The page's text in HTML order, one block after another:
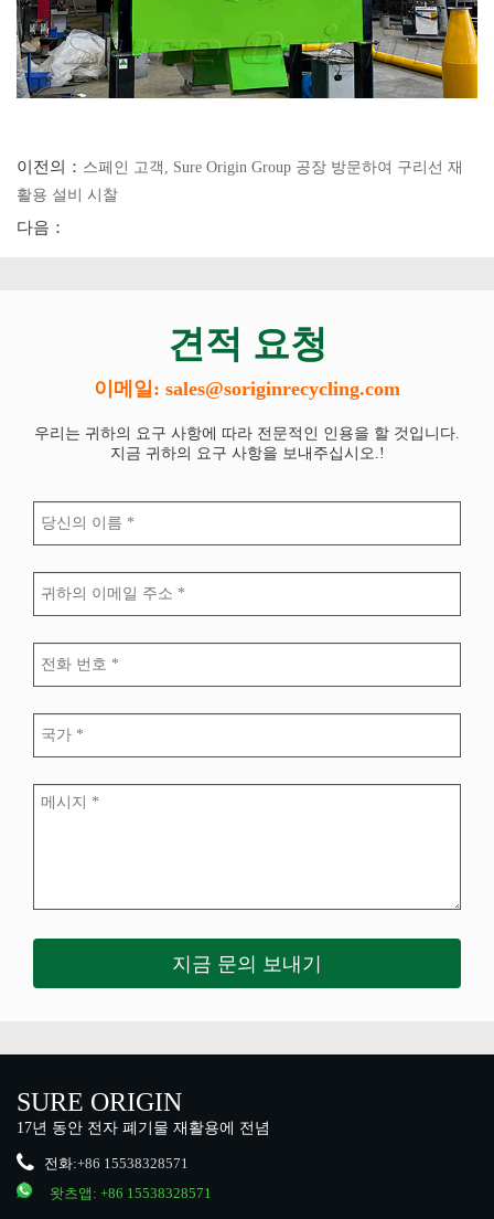
이전의： 스페인 고객, Sure Origin Group 공장 방문하여 구리선 재
활용 설비 시찰
다음：
견적 요청
이메일: sales@soriginrecycling.com
우리는 귀하의 요구 사항에 따라 전문적인 인용을 할 것입니다.
지금 귀하의 요구 사항을 보내주십시오.!
SURE ORIGIN
17년 동안 전자 폐기물 재활용에 전념
전화:+86 15538328571
왓츠앱: +86 15538328571